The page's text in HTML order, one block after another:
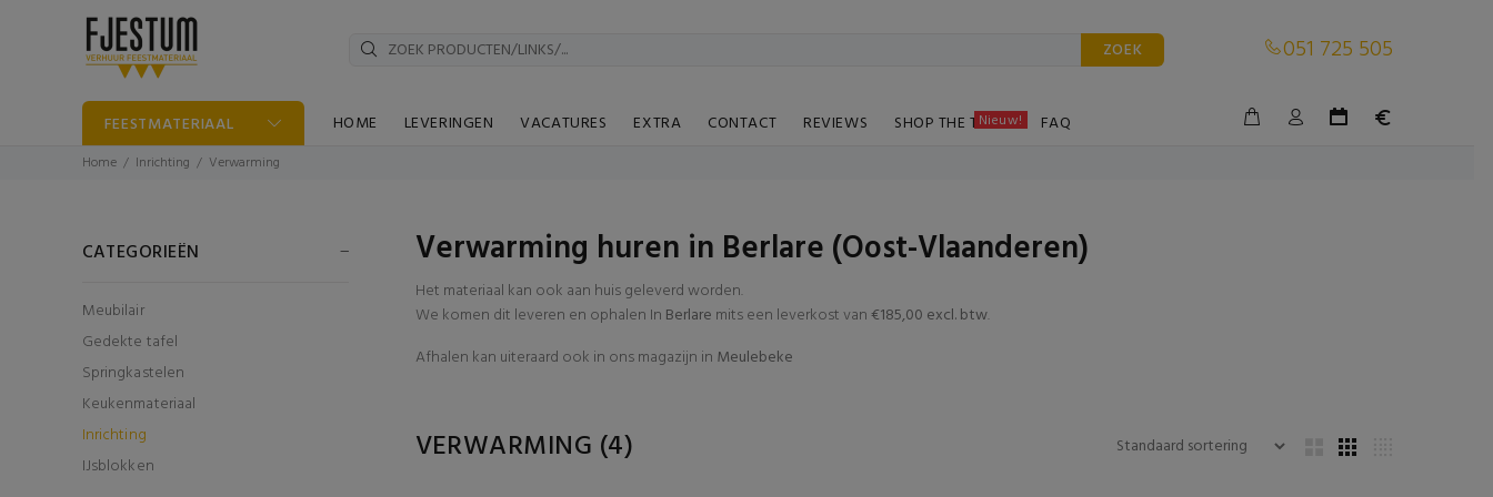
ZOEK 051 725 505
FEESTMATERIAAL HOME LEVERINGEN VACATURES EXTRA CONTACT REVIEWS SHOP THE TABLE
Nieuw! FAQ
Home Inrichting Verwarming
CATEGORIEËN
Meubilair
Gedekte tafel
Springkastelen
Keukenmateriaal
Inrichting
IJsblokken
Verwarming huren in Berlare (Oost-Vlaanderen)
Het materiaal kan ook aan huis geleverd worden.
We komen dit leveren en ophalen In Berlare mits een leverkost van€185,00 excl. btw.
Afhalen kan uiteraard ook in ons magazijn in Meulebeke
VERWARMING (4)